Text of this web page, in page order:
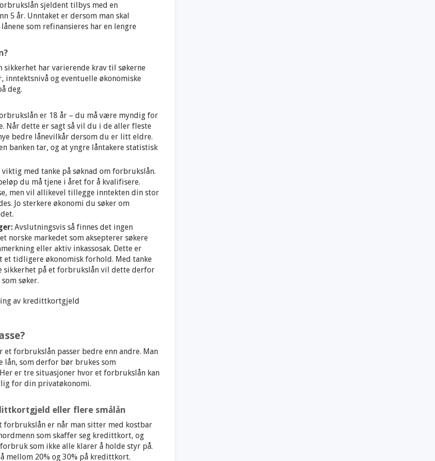
sjeldent tilbys med en
5 år. Unntaket er dersom man skal
som refinansieres har en lengre
har varierende krav til søkerne
inntektsnivå og eventuelle økonomiske
deg.
er 18 år – du må være myndig for
Når dette er sagt så vil du i de aller fleste
bedre lånevilkår dersom du er litt eldre.
banken tar, og at yngre låntakere statistisk
med tanke på søknad om forbrukslån.
du må tjene i året for å kvalifisere.
men vil allikevel tillegge inntekten din stor
Jo sterkere økonomi du søker om
Avslutningsvis så finnes det ingen
norske markedet som aksepterer søkere
eller aktiv inkassosak. Dette er
et tidligere økonomisk forhold. Med tanke
sikkerhet på et forbrukslån vil dette derfor
søker.
forbrukslån passer bedre enn andre. Man
lån, som derfor bør brukes som
er tre situasjoner hvor et forbrukslån kan
for din privatøkonomi.
eller flere smålån
forbrukslån er når man sitter med kostbar
som skaffer seg kredittkort, og
som ikke alle klarer å holde styr på.
mellom 20% og 30% på kredittkort.